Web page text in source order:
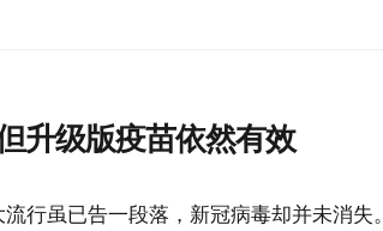
升级版疫苗依然有效
行虽已告一段落，新冠病毒却并未消失。